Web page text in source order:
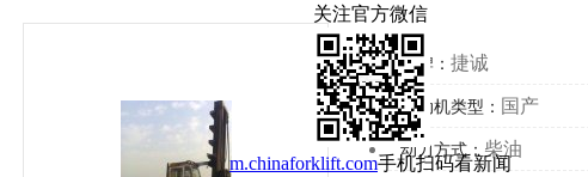
关注官方微信
m.chinaforklift.com手机扫码看新闻
品牌： 捷诚
发动机类型： 国产
动力方式： 柴油